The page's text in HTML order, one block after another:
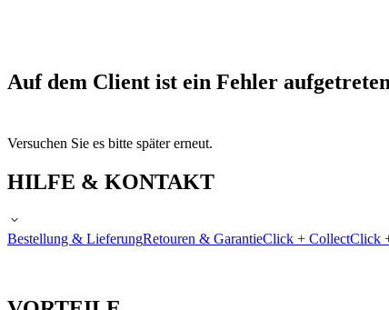
Auf dem Client ist ein Fehler aufgetreten
Versuchen Sie es bitte später erneut.
HILFE & KONTAKT
Bestellung & LieferungRetouren & GarantieClick + CollectClick